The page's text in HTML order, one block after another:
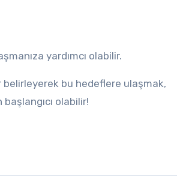
yardımcı olabilir.
bu hedeflere ulaşmak,
olabilir!